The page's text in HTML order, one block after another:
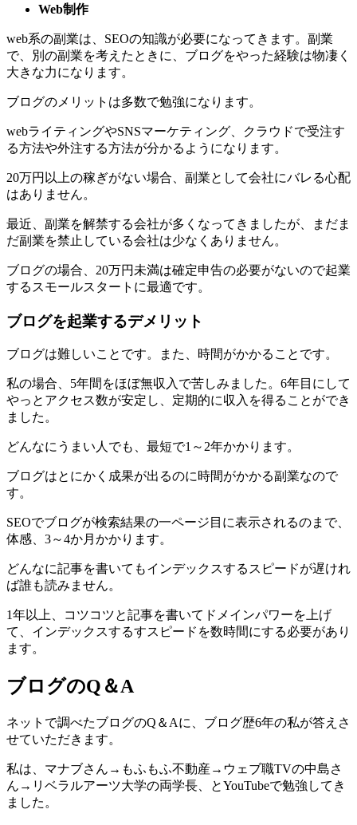
Web制作
web系の副業は、SEOの知識が必要になってきます。副業
で、別の副業を考えたときに、ブログをやった経験は物凄く
大きな力になります。
ブログのメリットは多数で勉強になります。
webライティングやSNSマーケティング、クラウドで受注す
る方法や外注する方法が分かるようになります。
20万円以上の稼ぎがない場合、副業として会社にバレる心配
はありません。
最近、副業を解禁する会社が多くなってきましたが、まだま
だ副業を禁止している会社は少なくありません。
ブログの場合、20万円未満は確定申告の必要がないので起業
するスモールスタートに最適です。
ブログを起業するデメリット
ブログは難しいことです。また、時間がかかることです。
私の場合、5年間をほぼ無収入で苦しみました。6年目にして
やっとアクセス数が安定し、定期的に収入を得ることができ
ました。
どんなにうまい人でも、最短で1～2年かかります。
ブログはとにかく成果が出るのに時間がかかる副業なので
す。
SEOでブログが検索結果の一ページ目に表示されるのまで、
体感、3～4か月かかります。
どんなに記事を書いてもインデックスするスピードが遅けれ
ば誰も読みません。
1年以上、コツコツと記事を書いてドメインパワーを上げ
て、インデックスするすスピードを数時間にする必要があり
ます。
ブログのQ＆A
ネットで調べたブログのQ＆Aに、ブログ歴6年の私が答えさ
せていただきます。
私は、マナブさん→もふもふ不動産→ウェブ職TVの中島さ
ん→リベラルアーツ大学の両学長、とYouTubeで勉強してき
ました。